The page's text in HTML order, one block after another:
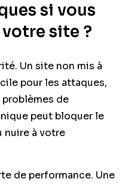
si vous
site ?
Un site non mis à
pour les attaques,
de
peut bloquer le
nuire à votre
de performance. Une